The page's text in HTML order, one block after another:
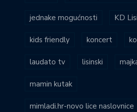
jednake mogućnosti KD
kids friendly koncert
laudato tv lisinski
mamin kutak
mimladi.hr-novo lice naslovnice